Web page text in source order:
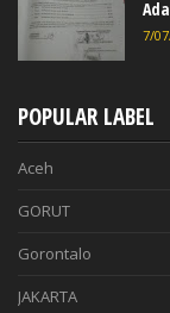
7/
POPULAR LABEL
Aceh
GORUT
Gorontalo
JAKARTA